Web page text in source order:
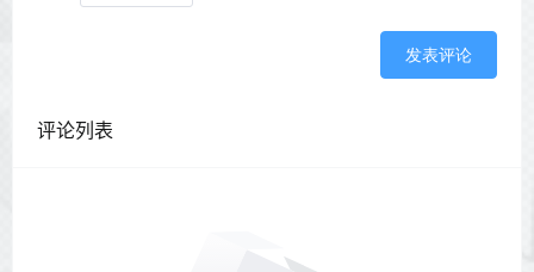
发表评论
评论列表